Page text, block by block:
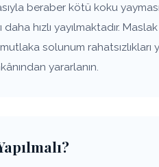
beraber kötü koku
daha hızlı yayılmaktadır.
solunum rahatsızlıkları
yararlanın.